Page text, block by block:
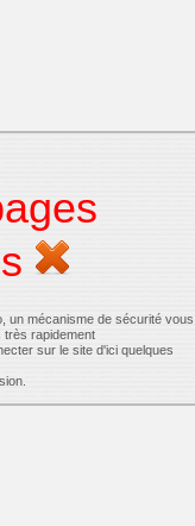
un mécanisme de sécurité vous
très rapidement
sur le site d'ici quelques